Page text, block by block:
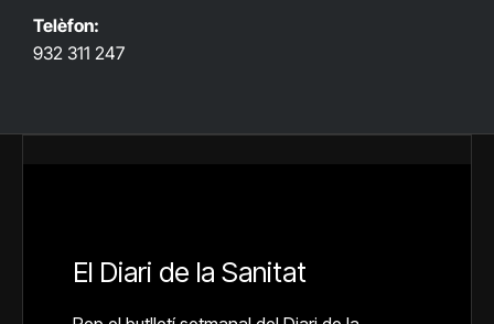
Telèfon:
932 311 247